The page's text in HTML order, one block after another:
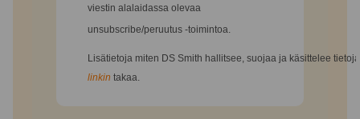
viestin alalaidassa olevaa
unsubscribe/peruutus -toimintoa.
Lisätietoja miten DS Smith hallitsee, suojaa ja käsittelee
linkin takaa.